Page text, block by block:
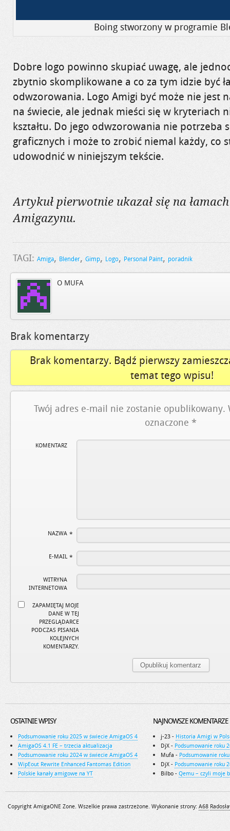
Boing stworzony w programie
Dobre logo powinno skupiać uwagę, ale
zbytnio skomplikowane a co za tym idzie być
odwzorowania. Logo Amigi być może nie jest
na świecie, ale jednak mieści się w kryteriach
kształtu. Do jego odwzorowania nie potrzeba
graficznych i może to zrobić niemal każdy, co
udowodnić w niniejszym tekście.
Artykuł pierwotnie ukazał się na
Amigazynu.
TAGI: Amiga, Blender, Gimp, Logo, Personal Paint, poradnik
O MUFA
Brak komentarzy
Brak komentarzy. Bądź pierwszy
temat tego wpisu!
Twój adres e-mail nie zostanie opublikowany.
oznaczone *
KOMENTARZ
NAZWA *
E-MAIL *
WITRYNA
INTERNETOWA
ZAPAMIĘTAJ MOJE
DANE W TEJ
PRZEGLĄDARCE
PODCZAS PISANIA
KOLEJNYCH
KOMENTARZY.
OSTATNIE WPISY
Podsumowanie roku 2025 w świecie AmigaOS 4
AmigaOS 4.1 FE – trzecia aktualizacja
Podsumowanie roku 2024 w świecie AmigaOS 4
WipEout Rewrite Enhanced Fantomas Edition
Polskie kanały amigowe na YT
NAJNOWSZE KOMENTARZE
j-23 - Historia Amigi w
DjX - Podsumowanie roku
Mufa - Podsumowanie
DjX - Podsumowanie roku
Bilbo - Qemu – czyli moje
Copyright AmigaONE Zone. Wszelkie prawa zastrzeżone. Wykonanie strony: A68